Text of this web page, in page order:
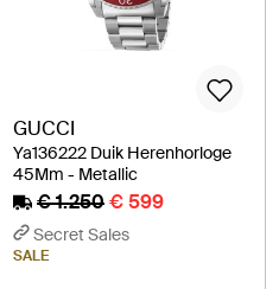
GUCCI
Ya136222 Duik Herenhorloge
45Mm - Metallic
€ 1.250€ 599
Secret Sales
SALE